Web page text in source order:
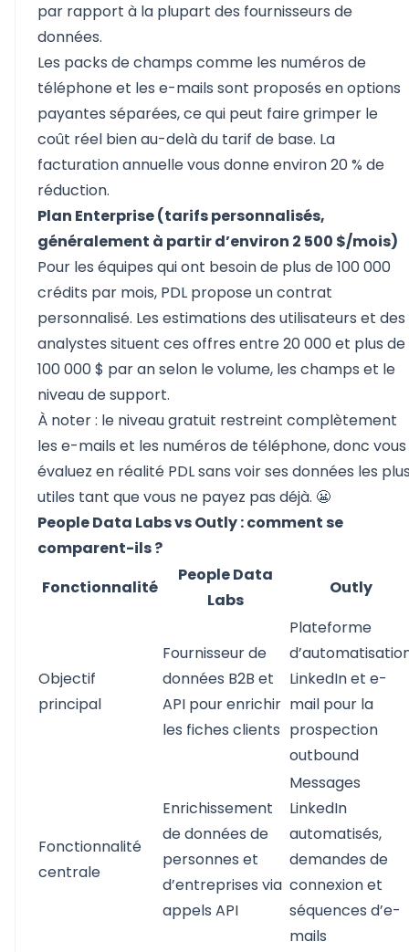
par rapport à la plupart des fournisseurs de
données.
Les packs de champs comme les numéros de
téléphone et les e-mails sont proposés en options
payantes séparées, ce qui peut faire grimper le
coût réel bien au-delà du tarif de base. La
facturation annuelle vous donne environ 20 % de
réduction.
Plan Enterprise (tarifs personnalisés,
généralement à partir d’environ 2 500 $/mois)
Pour les équipes qui ont besoin de plus de 100 000
crédits par mois, PDL propose un contrat
personnalisé. Les estimations des utilisateurs et des
analystes situent ces offres entre 20 000 et plus de
100 000 $ par an selon le volume, les champs et le
niveau de support.
À noter : le niveau gratuit restreint complètement
les e-mails et les numéros de téléphone, donc vous
évaluez en réalité PDL sans voir ses données les
utiles tant que vous ne payez pas déjà. 😬
People Data Labs vs Outly : comment se
comparent-ils ?
Fonctionnalité
People Data
Labs
Outly
Objectif
principal
Fournisseur de
données B2B et
API pour enrichir
les fiches clients
Plateforme
LinkedIn et e-
mail pour la
prospection
outbound
Fonctionnalité
centrale
Enrichissement
de données de
personnes et
d’entreprises via
appels API
Messages
LinkedIn
automatisés,
demandes de
connexion et
séquences d’e-
mails